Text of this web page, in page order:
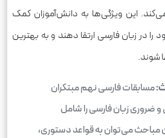
این ویژگی‌ها به دانش‌آموزان کمک
در زبان فارسی ارتقا دهند و به بهترین
شوند.
مسابقات فارسی نهم مبتکران
ضروری زبان فارسی را شامل
مباحث می‌توان به قواعد دستوری،